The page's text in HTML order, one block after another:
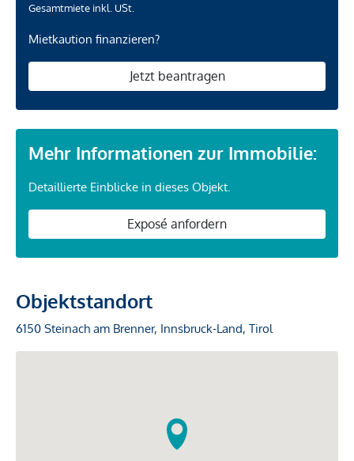
Gesamtmiete inkl. USt.
Mietkaution finanzieren?
Jetzt beantragen
Mehr Informationen zur Immobilie:
Detaillierte Einblicke in dieses Objekt.
Exposé anfordern
Objektstandort
6150 Steinach am Brenner, Innsbruck-Land, Tirol